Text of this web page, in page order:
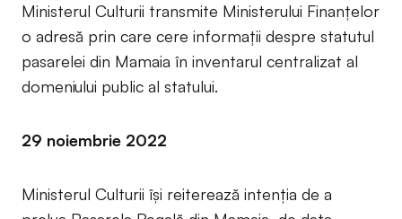
Ministerul Culturii transmite Ministerului Finanțelor
o adresă prin care cere informații despre statutul
pasarelei din Mamaia în inventarul centralizat al
domeniului public al statului.
29 noiembrie 2022
Ministerul Culturii își reiterează intenția de a